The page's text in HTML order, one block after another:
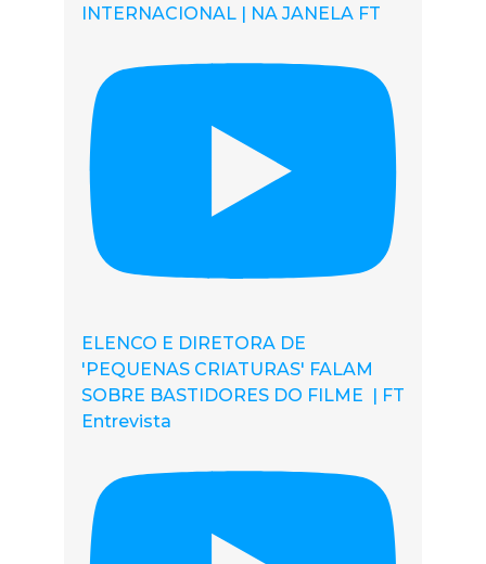
INTERNACIONAL | NA JANELA FT
ELENCO E DIRETORA DE
'PEQUENAS CRIATURAS' FALAM
SOBRE BASTIDORES DO FILME | FT
Entrevista